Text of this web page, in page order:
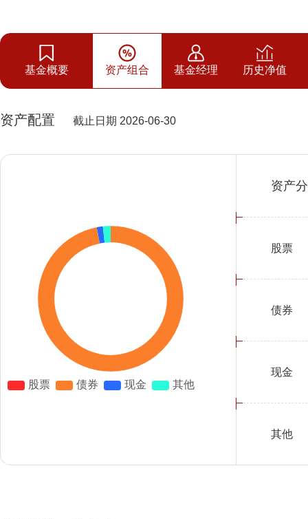
基金概要 资产组合 基金经理 历史净值
资产配置 截止日期 2026-06-30
资产
股票
债券
现金
其他